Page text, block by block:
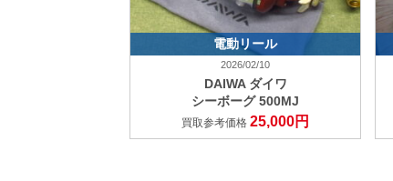
電動リール
2026/02/10
DAIWA ダイワ
シーボーグ 500MJ
買取参考価格25,000円